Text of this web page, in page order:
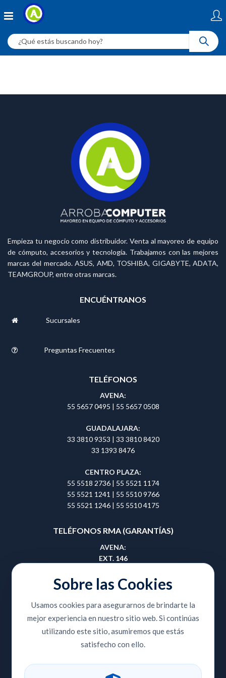
Empieza tu negocio como distribuidor. Venta al mayoreo de equipo
de cómputo, accesorios y tecnología. Trabajamos con las mejores
marcas del mercado. ASUS, AMD, TOSHIBA, GIGABYTE, ADATA,
TEAMGROUP, entre otras marcas.
ENCUÉNTRANOS
Sucursales
Preguntas Frecuentes
TELÉFONOS
AVENA:
55 5657 0495 | 55 5657 0508
GUADALAJARA:
33 3810 9353 | 33 3810 8420
33 1393 8476
CENTRO PLAZA:
55 5518 2736| 55 5521 1174
55 5521 1241 | 55 5510 9766
55 5521 1246 | 55 5510 4175
TELÉFONOS RMA (GARANTÍAS)
AVENA:
EXT. 146
EXT. 414
33 3810 9353|33 3810 8420
CENTRO PLAZA:
Sobre las Cookies
Usamos cookies para asegurarnos de brindarte la
mejor experiencia en nuestro sitio web. Si continúas
utilizando este sitio, asumiremos que estás
satisfecho con ello.